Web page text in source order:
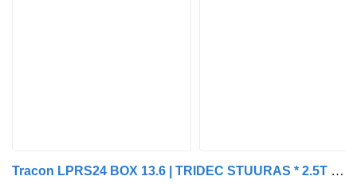
Tracon LPRS24 BOX 13.6 | TRIDEC STUURAS * 2.5T LAADKLEP * HH VLOER * LI